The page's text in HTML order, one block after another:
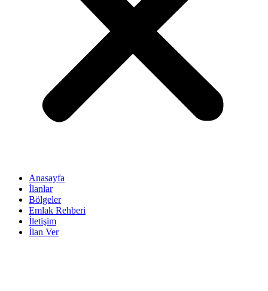
Anasayfa
İlanlar
Bölgeler
Emlak Rehberi
İletişim
İlan Ver